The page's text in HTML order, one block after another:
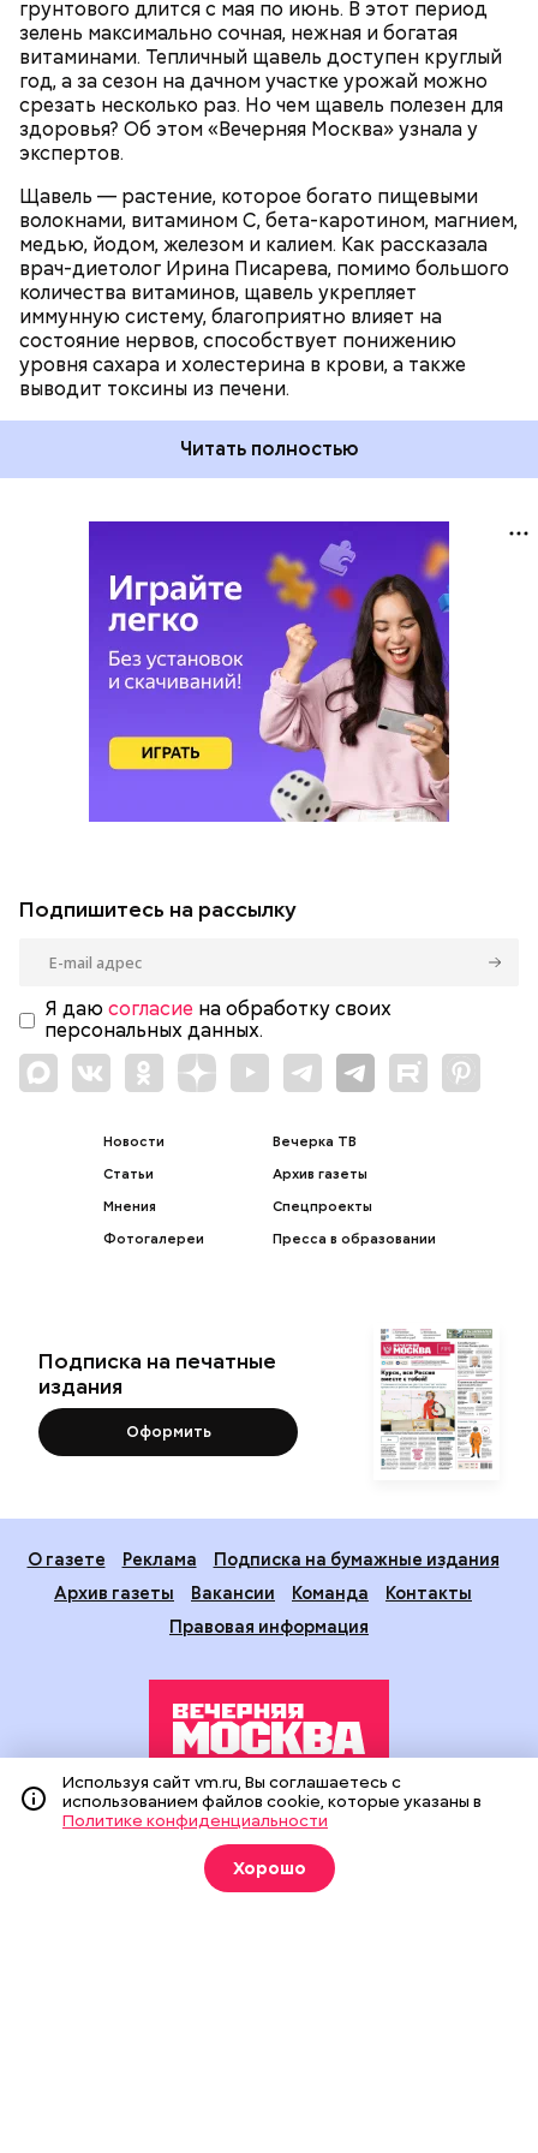
грунтового длится с мая по июнь. В этот период
зелень максимально сочная, нежная и богатая
витаминами. Тепличный щавель доступен круглый
год, а за сезон на дачном участке урожай можно
срезать несколько раз. Но чем щавель полезен для
здоровья? Об этом «Вечерняя Москва» узнала у
экспертов.
Щавель — растение, которое богато пищевыми
волокнами, витамином С, бета-каротином, магнием,
медью, йодом, железом и калием. Как рассказала
врач-диетолог Ирина Писарева, помимо большого
количества витаминов, щавель укрепляет
иммунную систему, благоприятно влияет на
состояние нервов, способствует понижению
уровня сахара и холестерина в крови, а также
выводит токсины из печени.
Читать полностью
ПРОДУКТЫ
Подпишитесь на рассылку
Я даю согласие на обработку своих
персональных данных.
Новости
Статьи
Мнения
Фотогалереи
Вечерка ТВ
Архив газеты
Спецпроекты
Пресса в образовании
Подписка на печатные
издания
Оформить
О газете Реклама
Подписка на бумажные издания
Архив газеты
Вакансии Команда
Контакты
Правовая информация
Издание создано при финансовой поддержке Департамента
средств массовой информации и рекламы города Москвы.
На сайте применяются рекомендательные технологии
(информационные технологии предоставления информации
на основе сбора, систематизации и анализа сведений,
Используя сайт vm.ru, Вы соглашаетесь с
использованием файлов cookie, которые указаны в
Политике конфиденциальности
Хорошо